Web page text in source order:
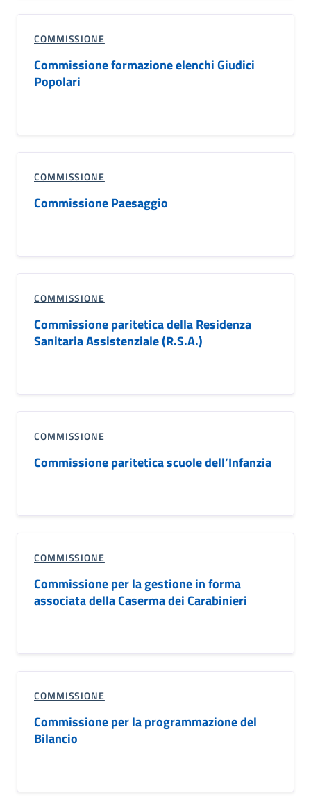
COMMISSIONE
Commissione formazione elenchi Giudici
Popolari
COMMISSIONE
Commissione Paesaggio
COMMISSIONE
Commissione paritetica della Residenza
Sanitaria Assistenziale (R.S.A.)
COMMISSIONE
Commissione paritetica scuole dell’Infanzia
COMMISSIONE
Commissione per la gestione in forma
associata della Caserma dei Carabinieri
COMMISSIONE
Commissione per la programmazione del
Bilancio